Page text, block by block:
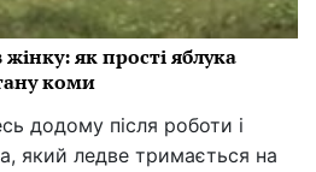
як прості яблука
коми
додому після роботи і
який ледве тримається на